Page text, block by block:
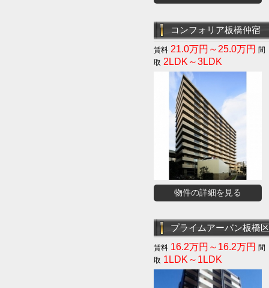
コンフォリア板橋仲宿
21.0万円～25.0万円
2LDK～3LDK
物件の詳細を見る
プライムアーバン板橋
16.2万円～16.2万円
1LDK～1LDK